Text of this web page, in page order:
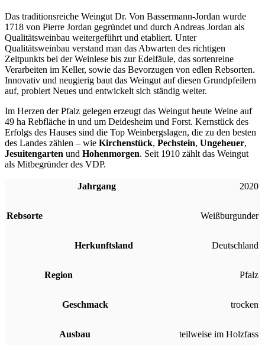
Das traditionsreiche Weingut Dr. Von Bassermann-Jordan wurde
1718 von Pierre Jordan gegründet und durch Andreas Jordan als
Qualitätsweinbau weitergeführt und etabliert. Unter
Qualitätsweinbau verstand man das Abwarten des richtigen
Zeitpunkts bei der Weinlese bis zur Edelfäule, das sortenreine
Verarbeiten im Keller, sowie das Bevorzugen von edlen Rebsorten.
Innovativ und neugierig baut das Weingut auf diesen Grundpfeilern
auf, probiert Neues und entwickelt sich ständig weiter.
Im Herzen der Pfalz gelegen erzeugt das Weingut heute Weine auf
49 ha Rebfläche in und um Deidesheim und Forst. Kernstück des
Erfolgs des Hauses sind die Top Weinbergslagen, die zu den besten
des Landes zählen – wie Kirchenstück, Pechstein, Ungeheuer,
Jesuitengarten und Hohenmorgen. Seit 1910 zählt das Weingut
als Mitbegründer des VDP.
Jahrgang 2020
Rebsorte Weißburgunder
Herkunftsland Deutschland
Region Pfalz
Geschmack trocken
Ausbau teilweise im Holzfass